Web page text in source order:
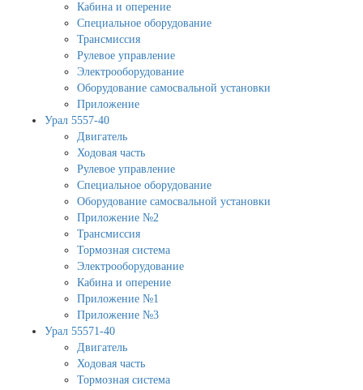
Кабина и оперение
Специальное оборудование
Трансмиссия
Рулевое управление
Электрооборудование
Оборудование самосвальной установки
Приложение
Урал 5557-40
Двигатель
Ходовая часть
Рулевое управление
Специальное оборудование
Оборудование самосвальной установки
Приложение №2
Трансмиссия
Тормозная система
Электрооборудование
Кабина и оперение
Приложение №1
Приложение №3
Урал 55571-40
Двигатель
Ходовая часть
Тормозная система